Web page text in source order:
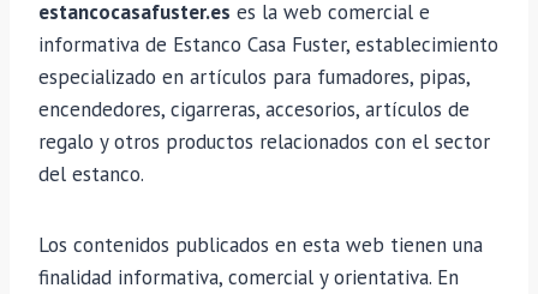
estancocasafuster.es es la web comercial e
informativa de Estanco Casa Fuster, establecimiento
especializado en artículos para fumadores, pipas,
encendedores, cigarreras, accesorios, artículos de
regalo y otros productos relacionados con el sector
del estanco.
Los contenidos publicados en esta web tienen una
finalidad informativa, comercial y orientativa. En